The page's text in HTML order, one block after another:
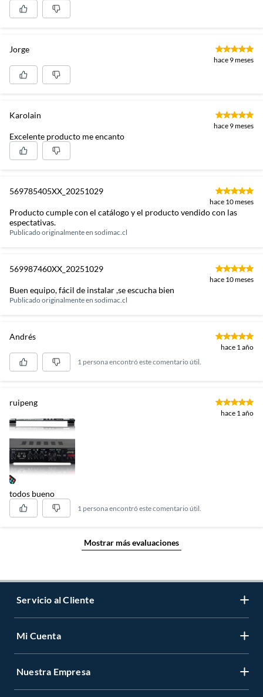
Jorge
hace 9 meses
Karolain
hace 9 meses
Excelente producto me encanto
569785405XX_20251029
hace 10 meses
Producto cumple con el catálogo y el producto vendido con las
espectativas.
Publicado originalmente en sodimac.cl
569987460XX_20251029
hace 10 meses
Buen equipo, fácil de instalar ,se escucha bien
Publicado originalmente en sodimac.cl
Andrés
hace 1 año
1 persona encontró este comentario útil.
ruipeng
hace 1 año
todos bueno
1 persona encontró este comentario útil.
Mostrar más evaluaciones
Servicio al Cliente
Contáctanos
Mi Cuenta
Registrate
Nuestra Empresa